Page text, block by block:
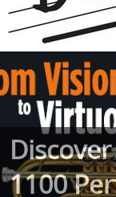
Discover
1100